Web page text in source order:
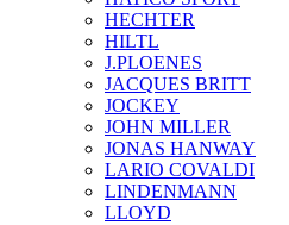
HECHTER
HILTL
J.PLOENES
JAСQUES BRITT
JOCKEY
JOHN MILLER
JONAS HANWAY
LARIO COVALDI
LINDENMANN
LLOYD